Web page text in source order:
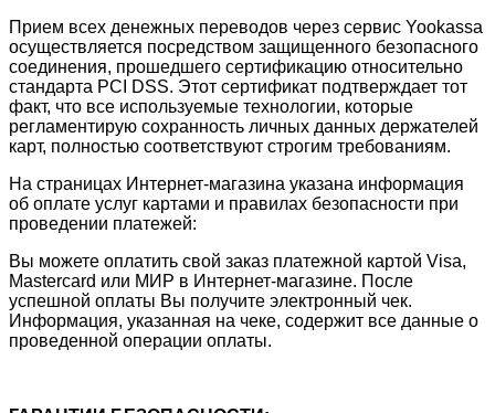
Прием всех денежных переводов через сервис Yookassa
осуществляется посредством защищенного безопасного
соединения, прошедшего сертификацию относительно
стандарта PCI DSS. Этот сертификат подтверждает тот
факт, что все используемые технологии, которые
регламентирую сохранность личных данных держателей
карт, полностью соответствуют строгим требованиям.
На страницах Интернет-магазина указана информация
об оплате услуг картами и правилах безопасности при
проведении платежей:
Вы можете оплатить свой заказ платежной картой Visa,
Mastercard или МИР в Интернет-магазине. После
успешной оплаты Вы получите электронный чек.
Информация, указанная на чеке, содержит все данные о
проведенной операции оплаты.